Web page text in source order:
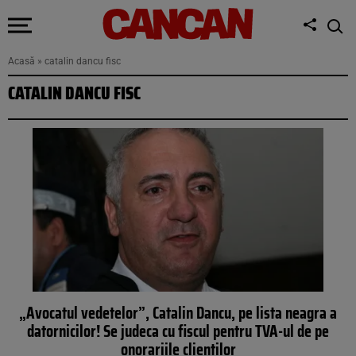
Acasă » catalin dancu fisc
CATALIN DANCU FISC
„Avocatul vedetelor”, Catalin Dancu, pe lista neagra a
datornicilor! Se judeca cu fiscul pentru TVA-ul de pe
onorariile clientilor